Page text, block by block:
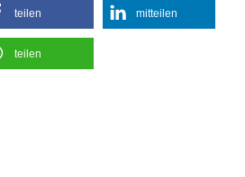
teilen mitteilen
teilen